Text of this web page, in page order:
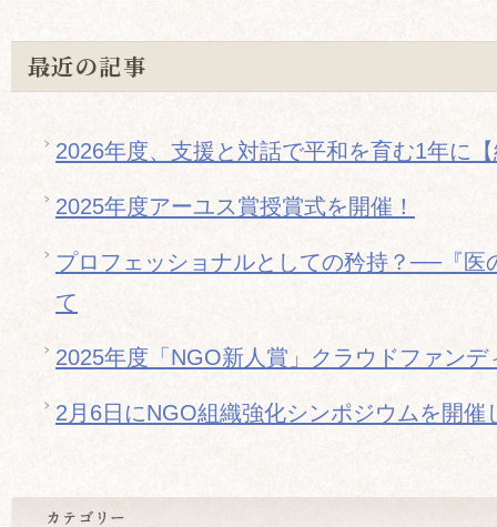
最近の記事
2026年度、支援と対話で平和を育む1年に
2025年度アーユス賞授賞式を開催！
プロフェッショナルとしての矜持？──『医
て
2025年度「NGO新人賞」クラウドファン
2月6日にNGO組織強化シンポジウムを開催